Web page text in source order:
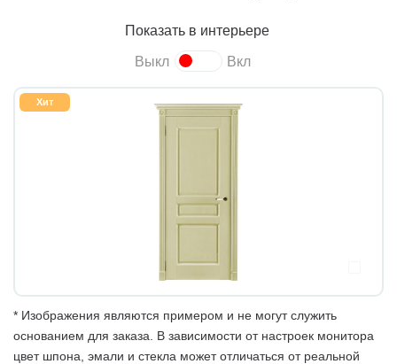
Показать в интерьере
Выкл Вкл
Хит
* Изображения являются примером и не могут служить
основанием для заказа. В зависимости от настроек монитора
цвет шпона, эмали и стекла может отличаться от реальной